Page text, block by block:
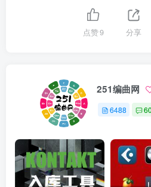
点赞9 分享
251编曲网
6488 60